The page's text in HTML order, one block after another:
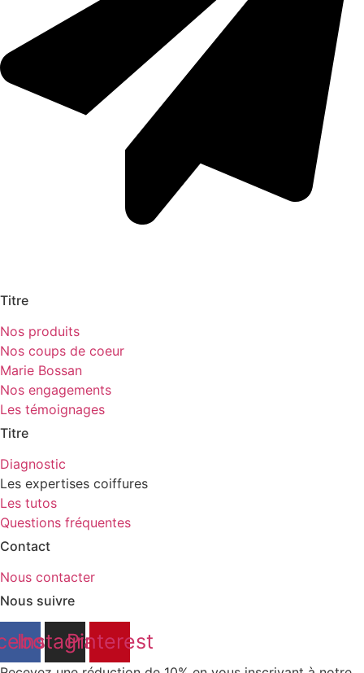
Titre
Nos produits
Nos coups de coeur
Marie Bossan
Nos engagements
Les témoignages
Titre
Diagnostic
Les expertises coiffures
Les tutos
Questions fréquentes
Contact
Nous contacter
Nous suivre
Instagram
Pinterest